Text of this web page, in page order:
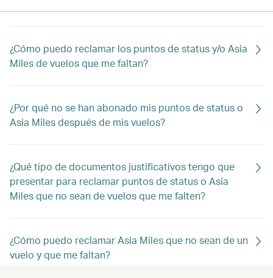
¿Cómo puedo reclamar los puntos de status y/o Asia
Miles de vuelos que me faltan?
¿Por qué no se han abonado mis puntos de status o
Asia Miles después de mis vuelos?
¿Qué tipo de documentos justificativos tengo que
presentar para reclamar puntos de status o Asia
Miles que no sean de vuelos que me falten?
¿Cómo puedo reclamar Asia Miles que no sean de un
vuelo y que me faltan?